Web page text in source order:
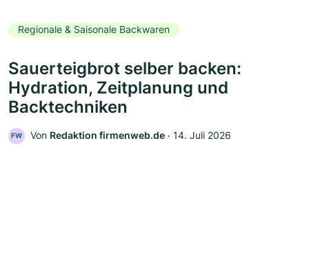
Regionale & Saisonale Backwaren
Sauerteigbrot selber backen:
Hydration, Zeitplanung und
Backtechniken
FW Von Redaktion firmenweb.de ‧ 14. Juli 2026